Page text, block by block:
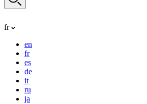
fr
en
fr
es
de
it
ru
ja